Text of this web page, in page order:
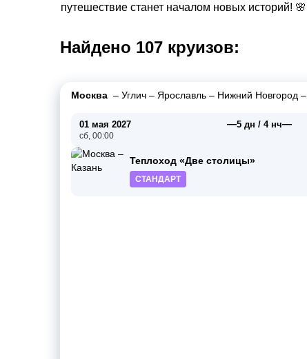
путешествие станет началом новых историй! 🌸
Найдено 107 круизов:
Москва – Углич – Ярославль – Нижний Новгород –
01 мая 2027
сб, 00:00
—5 дн / 4 нч—
Теплоход «Две столицы»
СТАНДАРТ